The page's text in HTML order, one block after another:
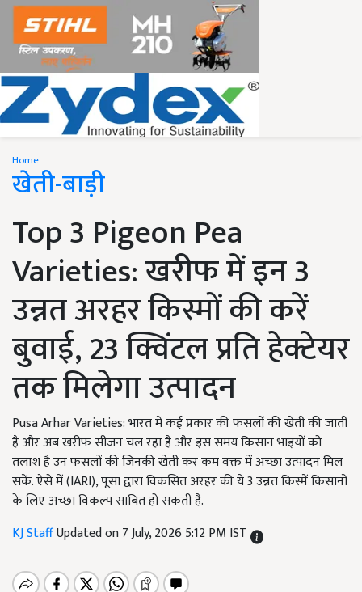
Home
खेती-बाड़ी
Top 3 Pigeon Pea
Varieties: खरीफ में इन 3
उन्नत अरहर किस्मों की करें
बुवाई, 23 क्विंटल प्रति हेक्टेयर
तक मिलेगा उत्पादन
Pusa Arhar Varieties: भारत में कई प्रकार की फसलों की खेती की जाती
है और अब खरीफ सीजन चल रहा है और इस समय किसान भाइयों को
तलाश है उन फसलों की जिनकी खेती कर कम वक्त में अच्छा उत्पादन मिल
सकें. ऐसे में (IARI), पूसा द्वारा विकसित अरहर की ये 3 उन्नत किस्में किसानों
के लिए अच्छा विकल्प साबित हो सकती है.
KJ StaffUpdated on 7 July, 2026 5:12 PM IST